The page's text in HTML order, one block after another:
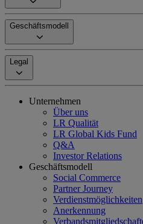
Geschäftsmodell
Legal
Unternehmen
Über uns
LR Qualität
LR Global Kids Fund
Q&A
Investor Relations
Geschäftsmodell
Social Commerce
Partner Journey
Verdienstmöglichkeiten
Anerkennung